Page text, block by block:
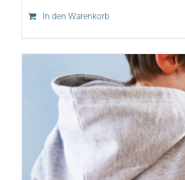
In den Warenkorb